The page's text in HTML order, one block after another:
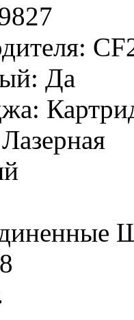
Да
Лазерная